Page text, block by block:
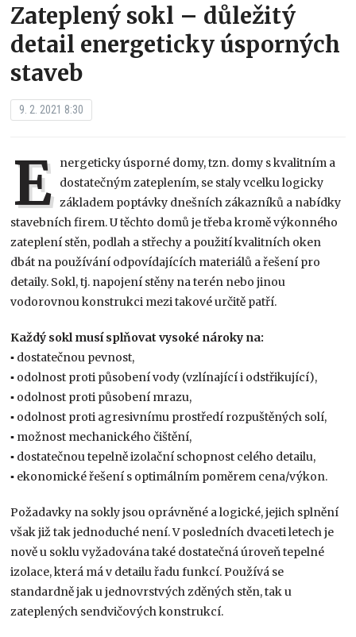
Zateplený sokl – důležitý
detail energeticky úsporných
staveb
9. 2. 2021 8:30
E nergeticky úsporné domy, tzn. domy s kvalitním a
dostatečným zateplením, se staly vcelku logicky
základem poptávky dnešních zákazníků a nabídky
stavebních firem. U těchto domů je třeba kromě výkonného
zateplení stěn, podlah a střechy a použití kvalitních oken
dbát na používání odpovídajících materiálů a řešení pro
detaily. Sokl, tj. napojení stěny na terén nebo jinou
vodorovnou konstrukci mezi takové určitě patří.
Každý sokl musí splňovat vysoké nároky na:
▪ dostatečnou pevnost,
▪ odolnost proti působení vody (vzlínající i odstřikující),
▪ odolnost proti působení mrazu,
▪ odolnost proti agresivnímu prostředí rozpuštěných solí,
▪ možnost mechanického čištění,
▪ dostatečnou tepelně izolační schopnost celého detailu,
▪ ekonomické řešení s optimálním poměrem cena/výkon.
Požadavky na sokly jsou oprávněné a logické, jejich splnění
však již tak jednoduché není. V posledních dvaceti letech je
nově u soklu vyžadována také dostatečná úroveň tepelné
izolace, která má v detailu řadu funkcí. Používá se
standardně jak u jednovrstvých zděných stěn, tak u
zateplených sendvičových konstrukcí.